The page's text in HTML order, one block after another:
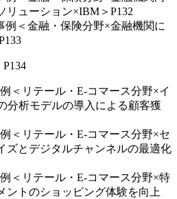
リューション×IBM＞P132
例＜金融・保険分野×金融機関に
＜リテール・E-コマース分野×イ
分析モデルの導入による顧客獲
＜リテール・E-コマース分野×セ
ズとデジタルチャンネルの最適化
＜リテール・E-コマース分野×特
ントのショッピング体験を向上